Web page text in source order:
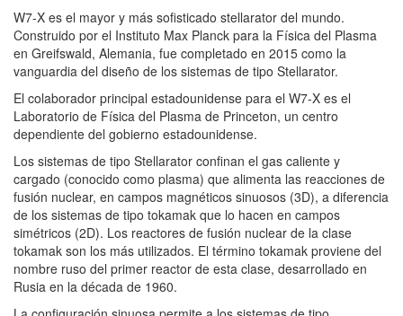
W7-X es el mayor y más sofisticado stellarator del mundo.
Construido por el Instituto Max Planck para la Física del Plasma
en Greifswald, Alemania, fue completado en 2015 como la
vanguardia del diseño de los sistemas de tipo Stellarator.
El colaborador principal estadounidense para el W7-X es el
Laboratorio de Física del Plasma de Princeton, un centro
dependiente del gobierno estadounidense.
Los sistemas de tipo Stellarator confinan el gas caliente y
cargado (conocido como plasma) que alimenta las reacciones de
fusión nuclear, en campos magnéticos sinuosos (3D), a diferencia
de los sistemas de tipo tokamak que lo hacen en campos
simétricos (2D). Los reactores de fusión nuclear de la clase
tokamak son los más utilizados. El término tokamak proviene del
nombre ruso del primer reactor de esta clase, desarrollado en
Rusia en la década de 1960.